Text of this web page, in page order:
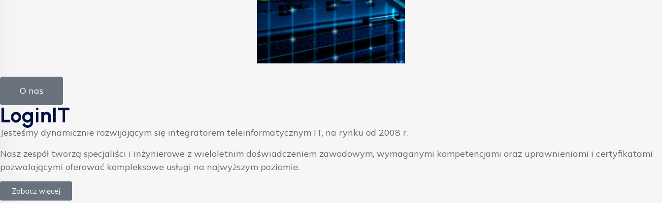
O nas
LoginIT
Jesteśmy dynamicznie rozwijającym się integratorem teleinformatycznym IT, na rynku od 2008 r.
Nasz zespół tworzą specjaliści i inżynierowe z wieloletnim doświadczeniem zawodowym, wymaganymi kompetencjami oraz uprawnieniami i certyfikatami
pozwalającymi oferować kompleksowe usługi na najwyższym poziomie.
Zobacz więcej